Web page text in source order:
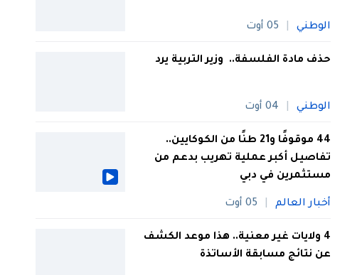
الوطني 05 أوت
حذف مادة الفلسفة.. وزير التربية يرد
الوطني 04 أوت
44 موقوفًا و21 طنًا من الكوكايين..
تفاصيل أكبر عملية تهريب بدعم من
مستثمرين في دبي
أخبار العالم 05 أوت
4 ولايات غير معنية.. هذا موعد الكشف
عن نتائج مسابقة الأساتذة